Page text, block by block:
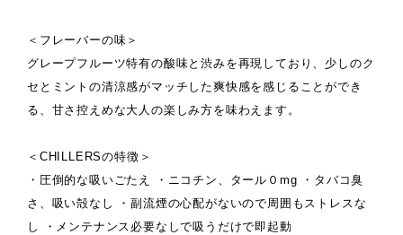
＜フレーバーの味＞
グレープフルーツ特有の酸味と渋みを再現しており、少しのク
セとミントの清涼感がマッチした爽快感を感じることができ
る、甘さ控えめな大人の楽しみ方を味わえます。
＜CHILLERSの特徴＞
・圧倒的な吸いごたえ ・ニコチン、タール０mg ・タバコ臭
さ、吸い殻なし ・副流煙の心配がないので周囲もストレスな
し ・メンテナンス必要なしで吸うだけで即起動